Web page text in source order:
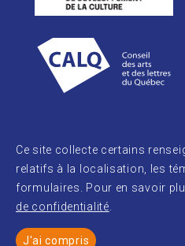
Ce site collecte certains
relatifs à la localisation, les
formulaires. Pour en savoir
de confidentialité.
J'ai compris